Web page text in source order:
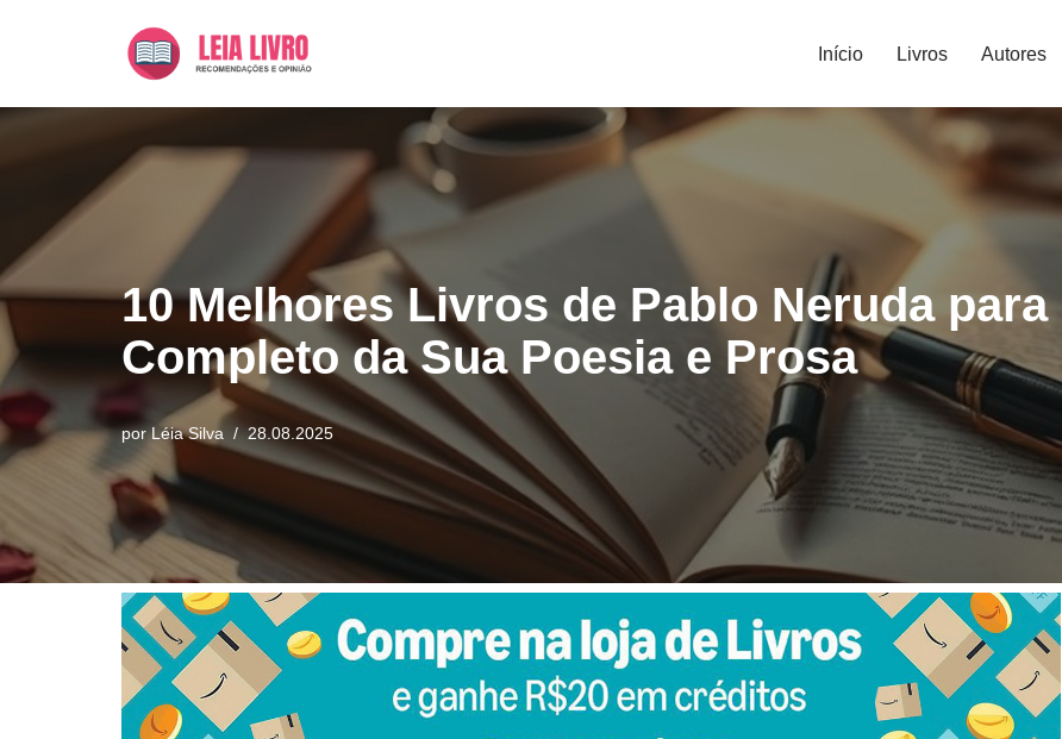
Início Livros Autores
10 Melhores Livros de Pablo Neruda
Completo da Sua Poesia e Prosa
porLéia Silva 28.08.2025